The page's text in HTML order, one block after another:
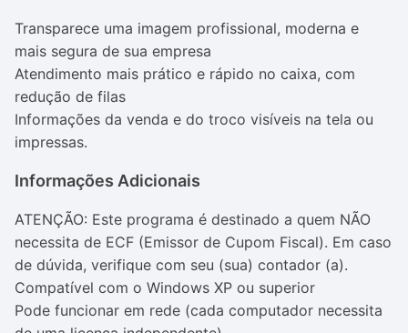
Transparece uma imagem profissional, moderna e
mais segura de sua empresa
Atendimento mais prático e rápido no caixa, com
redução de filas
Informações da venda e do troco visíveis na tela ou
impressas.
Informações Adicionais
ATENÇÃO: Este programa é destinado a quem NÃO
necessita de ECF (Emissor de Cupom Fiscal). Em caso
de dúvida, verifique com seu (sua) contador (a).
Compatível com o Windows XP ou superior
Pode funcionar em rede (cada computador necessita